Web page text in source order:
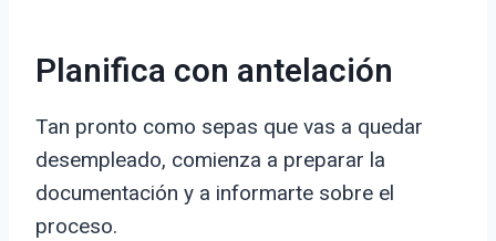
Planifica con antelación
Tan pronto como sepas que vas a quedar
desempleado, comienza a preparar la
documentación y a informarte sobre el
proceso.